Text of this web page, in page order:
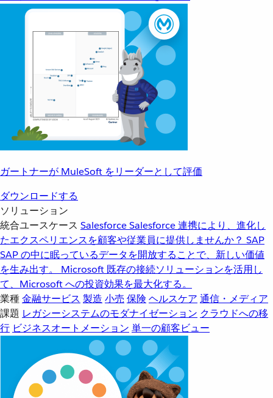
ガートナーが MuleSoft をリーダーとして評価
ダウンロードする
ソリューション
統合ユースケース SalesforceSalesforce 連携により、進化し
たエクスペリエンスを顧客や従業員に提供しませんか？ SAP
SAP の中に眠っているデータを開放することで、新しい価値
を生み出す。
Microsoft 既存の接続ソリューションを活用し
て、Microsoft への投資効果を最大化する。
業種金融サービス 製造 小売 保険 ヘルスケア 通信・メディア
課題 レガシーシステムのモダナイゼーション クラウドへの移
行 ビジネスオートメーション 単一の顧客ビュー